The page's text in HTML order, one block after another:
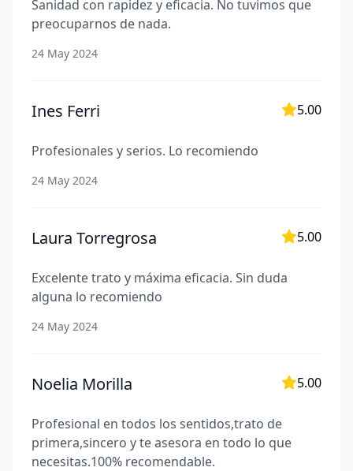
Sanidad con rapidez y eficacia. No tuvimos que
preocuparnos de nada.
24 May 2024
Ines Ferri 5.00
Profesionales y serios. Lo recomiendo
24 May 2024
Laura Torregrosa 5.00
Excelente trato y máxima eficacia. Sin duda
alguna lo recomiendo
24 May 2024
Noelia Morilla 5.00
Profesional en todos los sentidos,trato de
primera,sincero y te asesora en todo lo que
necesitas.100% recomendable.